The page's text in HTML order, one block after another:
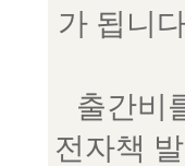
가 됩니
출간비
전자책